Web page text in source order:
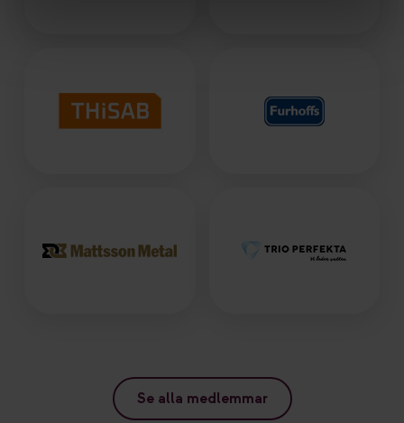
Se alla medlemmar